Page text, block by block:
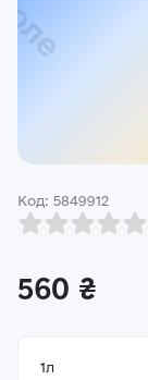
Код: 5849912
560 ₴